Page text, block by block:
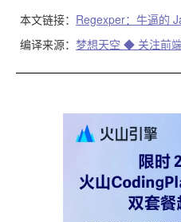
本文链接： Regexper：牛逼的
编译来源： 梦想天空 ◆ 关注前